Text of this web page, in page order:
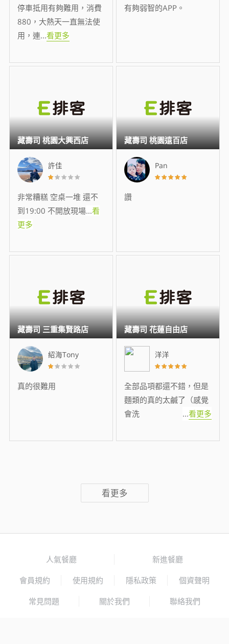
停車抵用有夠難用，消費
880，大熱天一直無法使
用，連...看更多
有夠弱智的APP。
許佳
非常糟糕 空桌一堆 還不
到19:00 不開放現場...看
更多
藏壽司 桃園大興西店
Pan
讚
藏壽司 桃園遠百店
紹海Tony
真的很難用
藏壽司 三重集賢路店
洋洋
全部品項都還不錯，但是
麵類的真的太鹹了（感覺
會洗
...看更多
藏壽司 花蓮自由店
看更多
人氣餐廳 新進餐廳
會員規約 使用規約 隱私政策 個資聲明
常見問題 關於我們 聯絡我們